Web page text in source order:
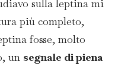
sulla leptina mi
più completo,
fosse, molto
un segnale di piena